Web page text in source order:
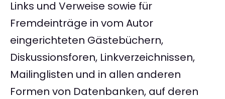
Links und Verweise sowie für
Fremdeinträge in vom Autor
eingerichteten Gästebüchern,
Diskussionsforen, Linkverzeichnissen,
Mailinglisten und in allen anderen
Formen von Datenbanken, auf deren